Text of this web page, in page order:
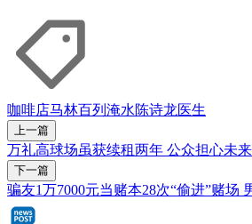
咖啡店马林百列 淹水陈诗龙医生
上一篇
万礼高球场虽获续租两年 公众担心未
下一篇
骗友1万7000元当赌本28次“偷进”赌场